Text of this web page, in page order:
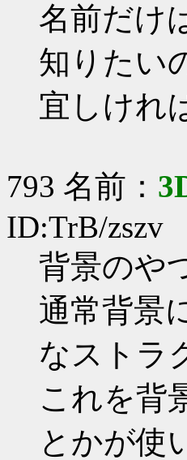
名前だけ
知りたい
宜しけれ
793 名前：
ID:TrB/zszv
背景のや
通常背景
なストラ
これを背
とかが使